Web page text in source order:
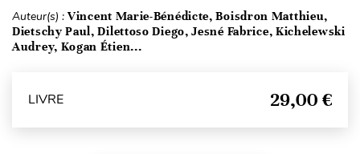
Auteur(s) : Vincent Marie-Bénédicte, Boisdron Matthieu,
Dietschy Paul, Dilettoso Diego, Jesné Fabrice, Kichelewski
Audrey, Kogan Étien...
LIVRE 29,00 €